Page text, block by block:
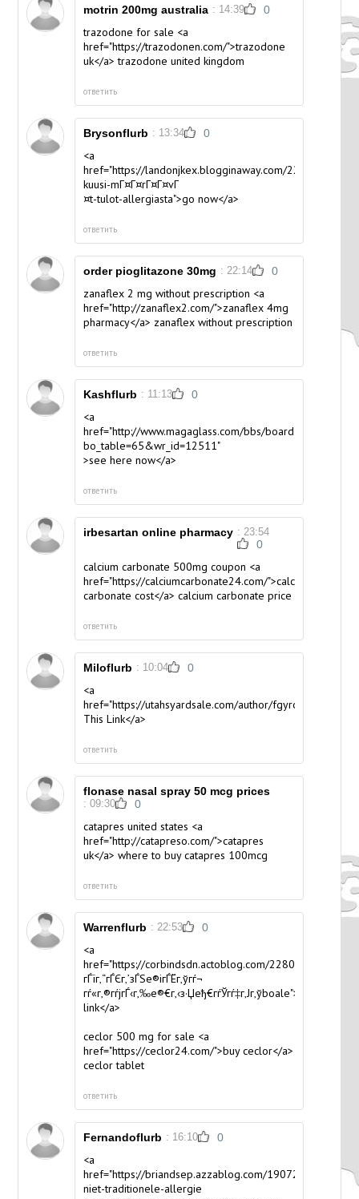
motrin 200mg australia : 14:39 0
trazodone for sale <a
href="https://trazodonen.com/">trazodone
uk</a> trazodone united kingdom
ответить
Brysonflurb : 13:34 0
<a
href="https://landonjkex.blogginaway.com/22656927/
kuusi-mГ¤Г¤rГ¤Г¤vГ
¤t-tulot-allergiasta">go now</a>
ответить
order pioglitazone 30mg : 22:14 0
zanaflex 2 mg without prescription <a
href="http://zanaflex2.com/">zanaflex 4mg
pharmacy</a> zanaflex without prescription
ответить
Kashflurb : 11:13 0
<a
href="http://www.magaglass.com/bbs/board.php?
bo_table=65&wr_id=12511"
>see here now</a>
ответить
irbesartan online pharmacy : 23:54
0
calcium carbonate 500mg coupon <a
href="https://calciumcarbonate24.com/">calcium
carbonate cost</a> calcium carbonate price
ответить
Miloflurb : 10:04 0
<a
href="https://utahsyardsale.com/author/fgyrochelle/
This Link</a>
ответить
flonase nasal spray 50 mcg prices
: 09:30 0
catapres united states <a
href="http://catapreso.com/">catapres
uk</a> where to buy catapres 100mcg
ответить
Warrenflurb : 22:53 0
<a
href="https://corbindsdn.actoblog.com/22804217/
гЃїг‚“гЃЄг‚’зЃЅе®ігЃЁг‚ўгѓ¬
гѓ«г‚®гѓјгЃ‹г‚‰е®€г‚‹з·Џеђ€гѓЎгѓ‡г‚Јг‚ўboale">web
link</a>
ceclor 500 mg for sale <a
href="https://ceclor24.com/">buy ceclor</a>
ceclor tablet
ответить
Fernandoflurb : 16:10 0
<a
href="https://briandsep.azzablog.com/19072988/3-
niet-traditionele-allergie